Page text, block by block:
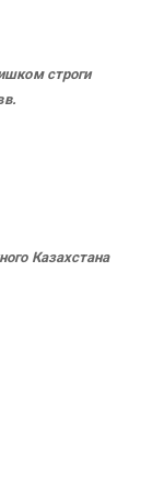
строги
Казахстана